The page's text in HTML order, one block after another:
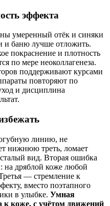
эффекта
умеренный отёк и синяки
и баню лучше отложить.
покраснение и плотность
по мере неоколлагенеза.
поддерживают курсами
повторяют по
и дисциплина
линию, не
нижнюю треть, ломает
вид. Вторая ошибка
на дряблой коже любой
— стремление к
вместо поэтапного
в улыбке. Умная
к коже, с учётом движений